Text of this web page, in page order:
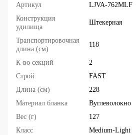
Артикул
LJVA-762MLF
Конструкция
удилища
Штекерная
Транспортировочная
длина (см)
118
К-во секций
2
Строй
FAST
Длина (см)
228
Материал бланка
Вуглеволокно
Вес (г)
127
Класс
Medium-Light